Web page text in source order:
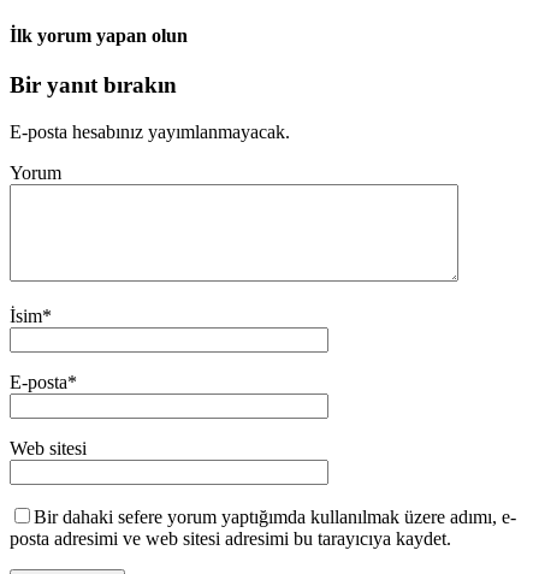
İlk yorum yapan olun
Bir yanıt bırakın
E-posta hesabınız yayımlanmayacak.
Yorum
İsim*
E-posta*
Web sitesi
Bir dahaki sefere yorum yaptığımda kullanılmak üzere adımı, e-
posta adresimi ve web sitesi adresimi bu tarayıcıya kaydet.